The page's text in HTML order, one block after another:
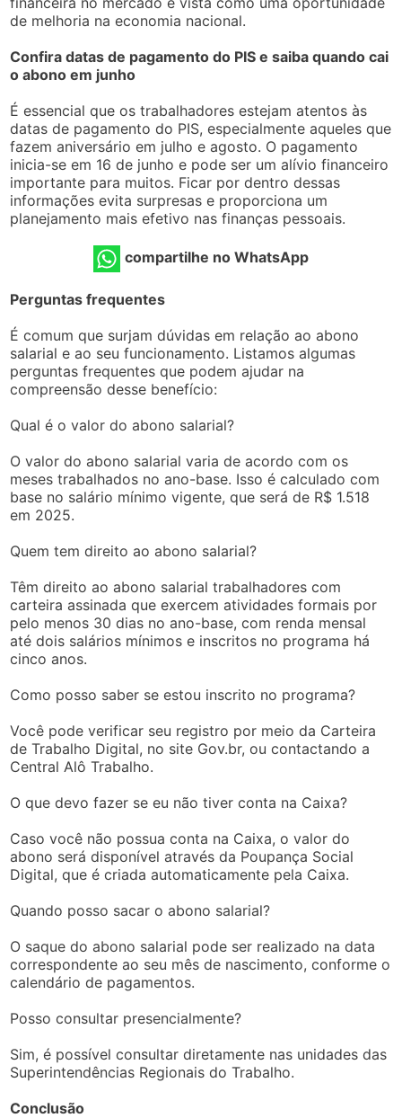
de melhoria na economia nacional.
Confira datas de pagamento do PIS e saiba quando cai
o abono em junho
É essencial que os trabalhadores estejam atentos às
datas de pagamento do PIS, especialmente aqueles que
fazem aniversário em julho e agosto. O pagamento
inicia-se em 16 de junho e pode ser um alívio financeiro
importante para muitos. Ficar por dentro dessas
informações evita surpresas e proporciona um
planejamento mais efetivo nas finanças pessoais.
compartilhe no WhatsApp
Perguntas frequentes
É comum que surjam dúvidas em relação ao abono
salarial e ao seu funcionamento. Listamos algumas
perguntas frequentes que podem ajudar na
compreensão desse benefício:
Qual é o valor do abono salarial?
O valor do abono salarial varia de acordo com os
meses trabalhados no ano-base. Isso é calculado com
base no salário mínimo vigente, que será de R$ 1.518
em 2025.
Quem tem direito ao abono salarial?
Têm direito ao abono salarial trabalhadores com
carteira assinada que exercem atividades formais por
pelo menos 30 dias no ano-base, com renda mensal
até dois salários mínimos e inscritos no programa há
cinco anos.
Como posso saber se estou inscrito no programa?
Você pode verificar seu registro por meio da Carteira
de Trabalho Digital, no site Gov.br, ou contactando a
Central Alô Trabalho.
O que devo fazer se eu não tiver conta na Caixa?
Caso você não possua conta na Caixa, o valor do
abono será disponível através da Poupança Social
Digital, que é criada automaticamente pela Caixa.
Quando posso sacar o abono salarial?
O saque do abono salarial pode ser realizado na data
correspondente ao seu mês de nascimento, conforme o
calendário de pagamentos.
Posso consultar presencialmente?
Sim, é possível consultar diretamente nas unidades das
Superintendências Regionais do Trabalho.
Conclusão